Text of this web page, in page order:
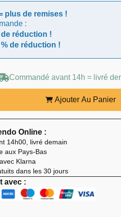
plus de remises !
:
de réduction !
% de réduction !
Commandé avant 14h = livré
Ajouter Au Panier
Online :
14h00, livré demain
aux Pays-Bas
Klarna
dans les 30 jours
avec :